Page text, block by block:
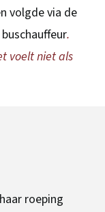
volgde via de
.
voelt niet als
roeping